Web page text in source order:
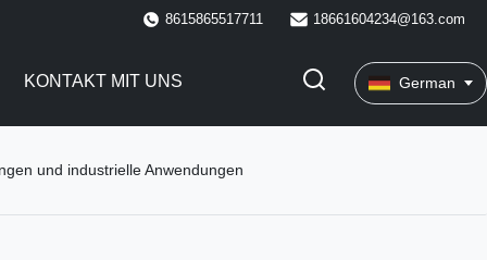
8615865517711 18661604234@163.com
KONTAKT MIT UNS German
und industrielle Anwendungen